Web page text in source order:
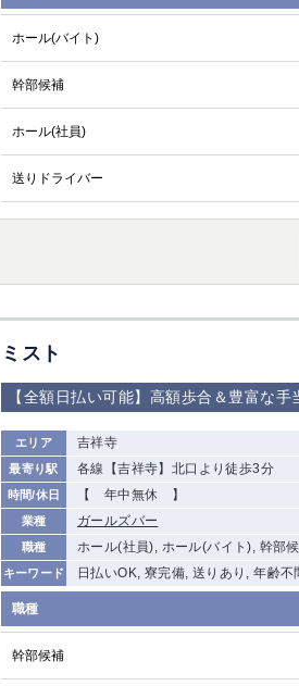
ホール(バイト)
幹部候補
ホール(社員)
送りドライバー
ミスト
【全額日払い可能】高額歩合＆豊富な
エリア 吉祥寺
最寄り駅 各線【吉祥寺】北口より徒歩3分
時間/休日 【 年中無休 】
業種 ガールズバー
職種 ホール(社員), ホール(バイト), 幹部
キーワード 日払いOK, 寮完備, 送りあり, 年齢
職種
幹部候補